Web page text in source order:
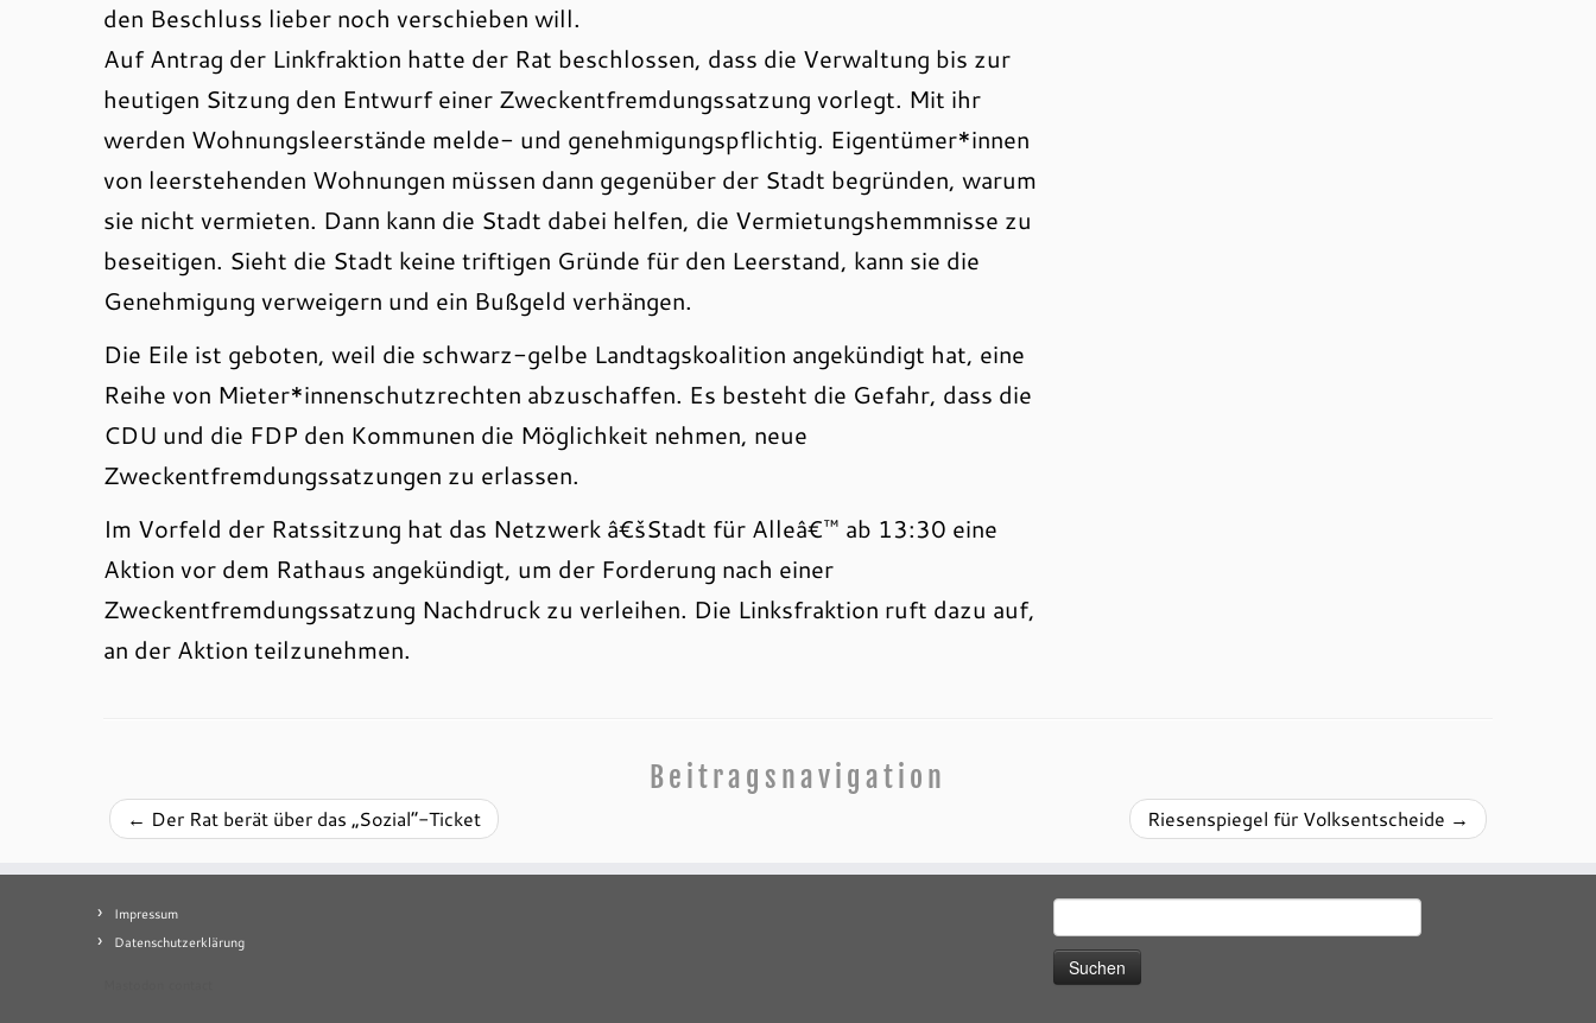
den Beschluss lieber noch verschieben will.
Auf Antrag der Linkfraktion hatte der Rat beschlossen, dass die Verwaltung bis zur
heutigen Sitzung den Entwurf einer Zweckentfremdungssatzung vorlegt. Mit ihr
werden Wohnungsleerstände melde- und genehmigungspflichtig. Eigentümer*innen
von leerstehenden Wohnungen müssen dann gegenüber der Stadt begründen, warum
sie nicht vermieten. Dann kann die Stadt dabei helfen, die Vermietungshemmnisse zu
beseitigen. Sieht die Stadt keine triftigen Gründe für den Leerstand, kann sie die
Genehmigung verweigern und ein Bußgeld verhängen.
Die Eile ist geboten, weil die schwarz-gelbe Landtagskoalition angekündigt hat, eine
Reihe von Mieter*innenschutzrechten abzuschaffen. Es besteht die Gefahr, dass die
CDU und die FDP den Kommunen die Möglichkeit nehmen, neue
Zweckentfremdungssatzungen zu erlassen.
Im Vorfeld der Ratssitzung hat das Netzwerk â€šStadt für Alleâ€™ ab 13:30 eine
Aktion vor dem Rathaus angekündigt, um der Forderung nach einer
Zweckentfremdungssatzung Nachdruck zu verleihen. Die Linksfraktion ruft dazu auf,
an der Aktion teilzunehmen.
Beitragsnavigation
← Der Rat berät über das „Sozial“-Ticket Riesenspiegel für Volksentscheide →
Impressum
Datenschutzerklärung
nach: